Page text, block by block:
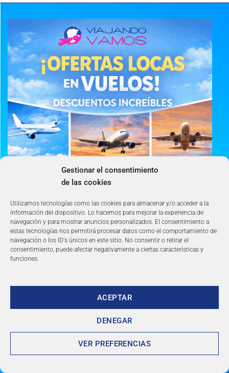
Gestionar el consentimiento
de las cookies
Utilizamos tecnologías como las cookies para almacenar y/o acceder a la
información del dispositivo. Lo hacemos para mejorar la experiencia de
navegación y para mostrar anuncios personalizados. El consentimiento a
estas tecnologías nos permitirá procesar datos como el comportamiento de
navegación o los ID's únicos en este sitio. No consentir o retirar el
consentimiento, puede afectar negativamente a ciertas características y
funciones.
ACEPTAR
DENEGAR
VER PREFERENCIAS
DESCUENTOS de
hasta 60%